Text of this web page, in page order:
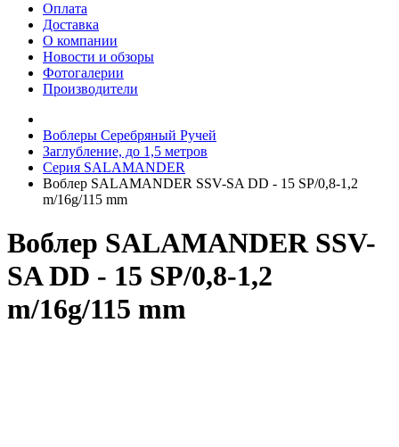
Оплата
Доставка
О компании
Новости и обзоры
Фотогалерии
Производители
Воблеры Серебряный Ручей
Заглубление, до 1,5 метров
Серия SALAMANDER
Воблер SALAMANDER SSV-SA DD - 15 SP/0,8-1,2
m/16g/115 mm
Воблер SALAMANDER SSV-
SA DD - 15 SP/0,8-1,2
m/16g/115 mm